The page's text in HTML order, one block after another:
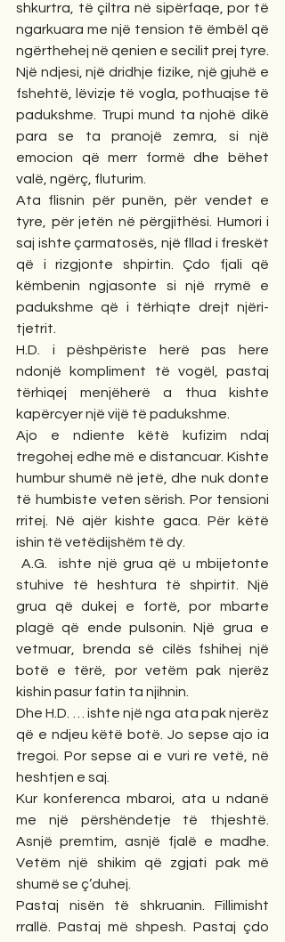
shkurtra, të çiltra në sipërfaqe, por të
ngarkuara me një tension të ëmbël që
ngërthehej në qenien e secilit prej tyre.
Një ndjesi, një dridhje fizike, një gjuhë e
fshehtë, lëvizje të vogla, pothuajse të
padukshme. Trupi mund ta njohë dikë
para se ta pranojë zemra, si një
emocion që merr formë dhe bëhet
valë, ngërç, fluturim.
Ata flisnin për punën, për vendet e
tyre, për jetën në përgjithësi. Humori i
saj ishte çarmatosës, një fllad i freskët
që i rizgjonte shpirtin. Çdo fjali që
këmbenin ngjasonte si një rrymë e
padukshme që i tërhiqte drejt njëri-
tjetrit.
H.D. i pëshpëriste herë pas here
ndonjë kompliment të vogël, pastaj
tërhiqej menjëherë a thua kishte
kapërcyer një vijë të padukshme.
Ajo e ndiente këtë kufizim ndaj
tregohej edhe më e distancuar. Kishte
humbur shumë në jetë, dhe nuk donte
të humbiste veten sërish. Por tensioni
rritej. Në ajër kishte gaca. Për këtë
ishin të vetëdijshëm të dy.
A.G.  ishte një grua që u mbijetonte
stuhive të heshtura të shpirtit. Një
grua që dukej e fortë, por mbarte
plagë që ende pulsonin. Një grua e
vetmuar, brenda së cilës fshihej një
botë e tërë, por vetëm pak njerëz
kishin pasur fatin ta njihnin.
Dhe H.D. … ishte një nga ata pak njerëz
që e ndjeu këtë botë. Jo sepse ajo ia
tregoi. Por sepse ai e vuri re vetë, në
heshtjen e saj.
Kur konferenca mbaroi, ata u ndanë
me një përshëndetje të thjeshtë.
Asnjë premtim, asnjë fjalë e madhe.
Vetëm një shikim që zgjati pak më
shumë se ç’duhej.
Pastaj nisën të shkruanin. Fillimisht
rrallë. Pastaj më shpesh. Pastaj çdo